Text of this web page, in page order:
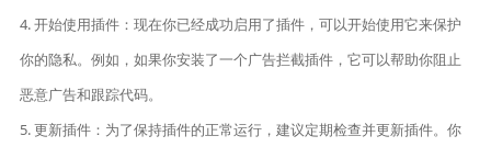
4. 开始使用插件：现在你已经成功启用了插件，可以开始使用它来保护
你的隐私。例如，如果你安装了一个广告拦截插件，它可以帮助你阻止
恶意广告和跟踪代码。
5. 更新插件：为了保持插件的正常运行，建议定期检查并更新插件。你